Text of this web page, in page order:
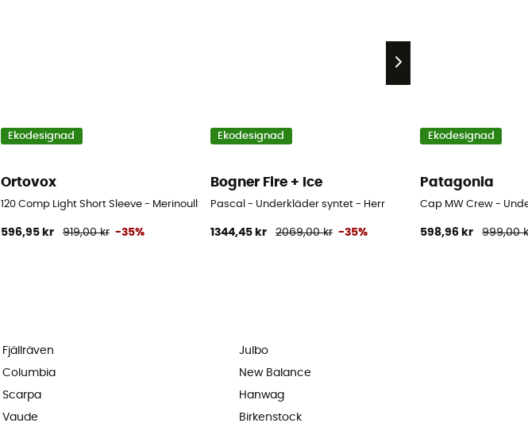
Ekodesignad
Ortovox
120 Comp Light Short Sleeve - Merinoulltröja - Herr
596,95 kr 919,00 kr -35%
Ekodesignad
Bogner Fire + Ice
Pascal - Underkläder syntet - Herr
1344,45 kr 2069,00 kr -35%
Ekodesignad
Patagonia
Cap MW Crew -
598,96 kr 999,00
Fjällräven
Columbia
Scarpa
Vaude
Julbo
New Balance
Hanwag
Birkenstock